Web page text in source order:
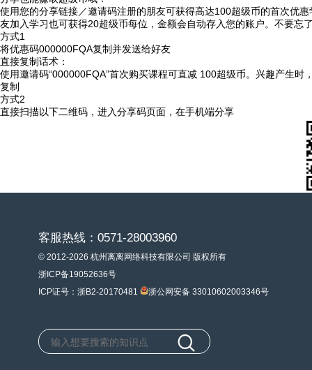
使用您的分享链接／邀请码注册的朋友可获得高达100超级币的首次优
友加入学习也可获得20超级币每位，金额会自动存入您的账户。不要忘
方式1
将优惠码000000FQA复制并发送给好友
直接复制话术：
使用邀请码“000000FQA”首次购买课程可直减 100超级币。兴趣产生时
复制
方式2
直接扫描以下二维码，进入分享码页面，在手机端分享
客服热线：0571-28003960
© 2012-2026 杭州离离网络科技有限公司 版权所有
浙ICP备19052636号
ICP证号：浙B2-20170481
浙公网安备 33010602003346号